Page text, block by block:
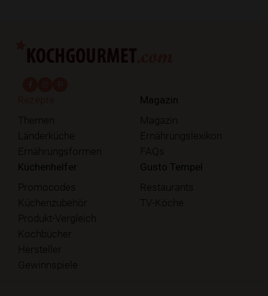
Themen
Länderküche
Ernährungsformen
Magazin
Magazin
Ernährungslexikon
FAQs
Küchenhelfer
Promocodes
Küchenzubehör
Produkt-Vergleich
Kochbücher
Hersteller
Gewinnspiele
Gusto Tempel
Restaurants
TV-Köche